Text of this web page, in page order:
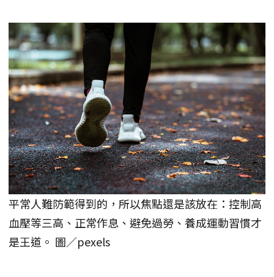
平常人難防範得到的，所以焦點還是該放在：控制高
血壓等三高、正常作息、避免過勞、養成運動習慣才
是王道。 圖／pexels